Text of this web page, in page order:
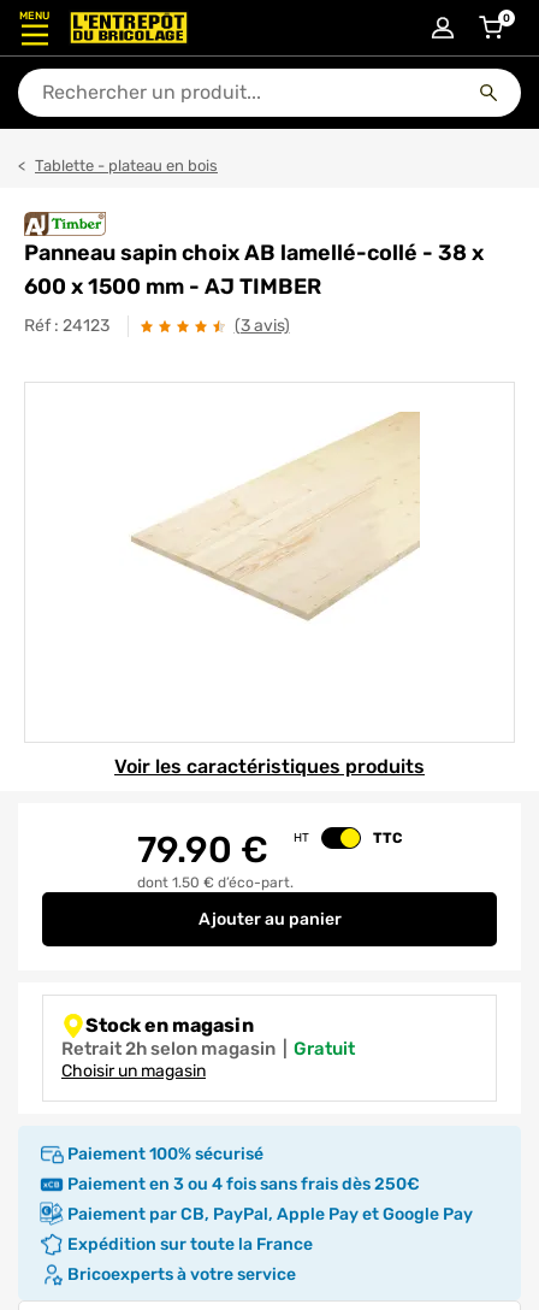
MENU
En quoi puis-je vous aider ?
0article
Tablette - plateau en bois
Panneau sapin choix AB lamellé-collé - 38 x
600 x 1500 mm - AJ TIMBER
Réf : 24123 (3 avis)
HT Changer le prix
TTC
79.90 €
dont 1.50 € d’éco-part.
Ajouterau panier
Panneau sapin choix AB
Stock en magasin
Retrait 2h selon magasin gratuit
Choisir un magasin
Paiement 100% sécurisé
Paiement en 3 ou 4 fois sans frais dès 250€
Paiement par CB, PayPal, Apple Pay et Google Pay
Expédition sur toute la France
Bricoexperts à votre service
Element 1 sur 1
Voir les caractéristiques produits